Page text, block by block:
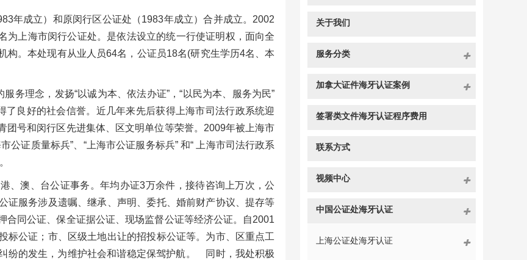
年成立）和原闵行区公证处（1983年成立）合并成立。2002
上海市闵行公证处。是依法设立的统一行使证明权，面向全
构。本处现有从业人员64名，公证员18名(研究生学历4名、本
务理念，发扬“以诚为本、依法办证”，“以民为本、服务为民”
了良好的社会信誉。近几年来先后获得上海市司法行政系统迎
号和闵行区先进集体、区文明单位等荣誉。2009年被上海市
公证质量标兵”、“上海市公证服务标兵” 和“ 上海市司法行政系
、澳、台公证事务。年均办证3万余件，接待咨询上万次，公
证服务涉及遗嘱、继承、声明、委托、婚前财产协议、提存等
合同公证、保全证据公证、现场监督公证等经济公证。自2001
标公证；市、区级土地出让的招投标公证等。为市、区重点工
纷的发生，为维护社会和谐稳定保驾护航。 同时，我处积极
关于我们
服务分类
加拿大证件海牙认证案例
签署类文件海牙认证程序费用
联系方式
视频中心
中国公证处海牙认证
上海公证处海牙认证